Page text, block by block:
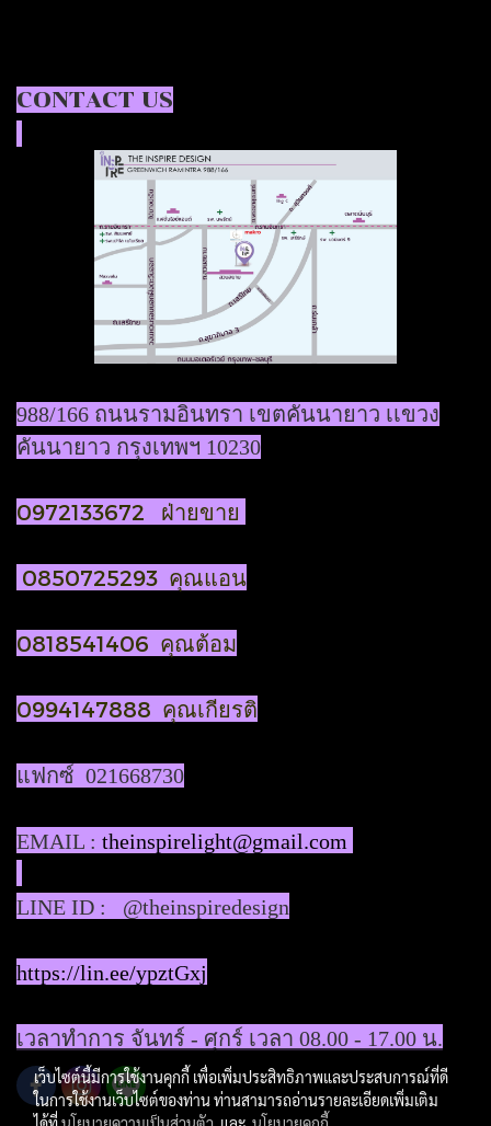
CONTACT US
988/166 ถนนรามอินทรา เขตคันนายาว เเขวง
คันนายาว กรุงเทพฯ 10230
0972133672 ฝ่ายขาย
0850725293 คุณแอน
0818541406 คุณต้อม
0994147888 คุณเกียรติ
แฟกซ์ 021668730
EMAIL : theinspirelight@gmail.com
LINE ID : @theinspiredesign
https://lin.ee/ypztGxj
เวลาทำการ จันทร์ - ศุกร์ เวลา 08.00 - 17.00 น.
เว็บไซต์นี้มีการใช้งานคุกกี้ เพื่อเพิ่มประสิทธิภาพและประสบการณ์ที่ดี
ในการใช้งานเว็บไซต์ของท่าน ท่านสามารถอ่านรายละเอียดเพิ่มเติม